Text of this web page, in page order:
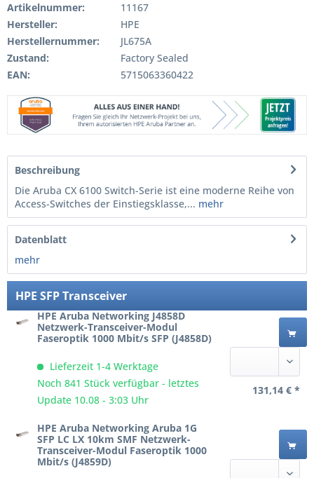
Artikelnummer:
11167
Hersteller:
HPE
Herstellernummer:
JL675A
Zustand:
Factory Sealed
EAN:
5715063360422
Beschreibung
Die Aruba CX 6100 Switch-Serie ist eine moderne Reihe von
Access-Switches der Einstiegsklasse,... mehr
Datenblatt
mehr
HPE SFP Transceiver
HPE Aruba Networking J4858D
Netzwerk-Transceiver-Modul
Faseroptik 1000 Mbit/s SFP (J4858D)
Lieferzeit 1-4 Werktage
Noch 841 Stück verfügbar - letztes
Update 10.08 - 3:03 Uhr
131,14 € *
HPE Aruba Networking Aruba 1G
SFP LC LX 10km SMF Netzwerk-
Transceiver-Modul Faseroptik 1000
Mbit/s (J4859D)